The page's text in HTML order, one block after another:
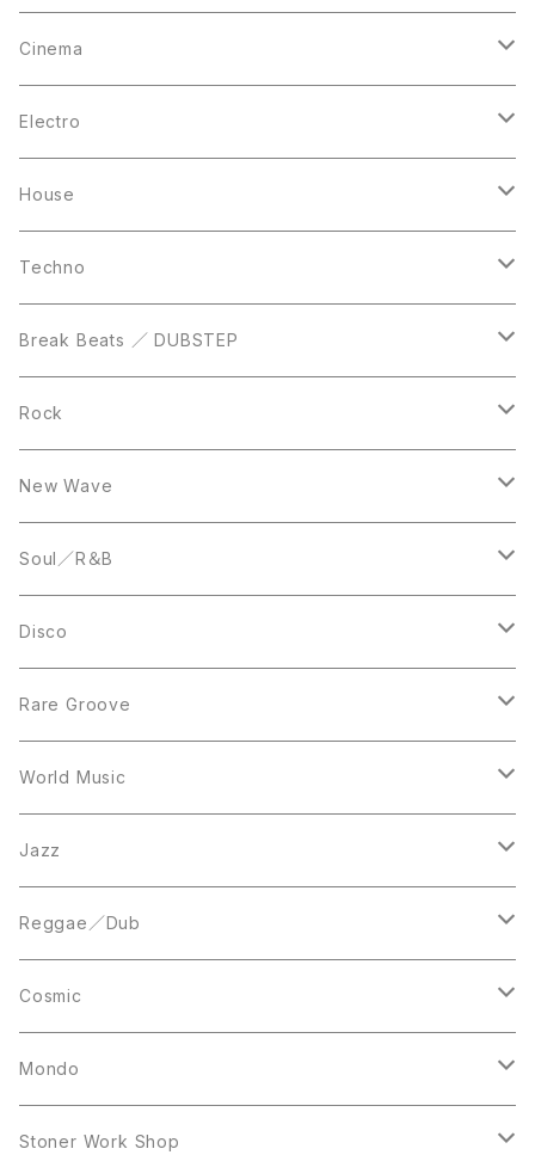
12inch
10inch
Casette Tape
12inch
CD
12inch
LP
Cinema
LP
12inch
DVD
Electro
12inch
LP
House
LP
12inch
10inch
Techno
12inch
LP
Break Beats ／ DUBSTEP
12inch
LP
Rock
12inch
LP
New Wave
12inch
LP
Soul／R＆B
LP
12inch
Disco
7inch
12inch
LP
Acetate Press
10inch
Rare Groove
12inch
LP
World Music
12inch
LP
Jazz
LP
12inch
Reggae／Dub
LP
12inch
Cosmic
12inch
LP
Mondo
LP
Stoner Work Shop